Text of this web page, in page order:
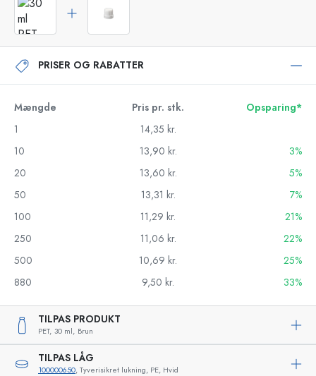
PRISER OG RABATTER
Mængde Pris pr. stk.
Opsparing*
1
14,35 kr.
10
13,90 kr.
3%
20
13,60 kr.
5%
50
13,31 kr.
7%
100
11,29 kr.
21%
250
11,06 kr.
22%
500
10,69 kr.
25%
880
9,50 kr. 33%
TILPAS PRODUKT
PET, 30 ml, Brun
TILPAS LÅG
100000650, Tyverisikret lukning, PE, Hvid